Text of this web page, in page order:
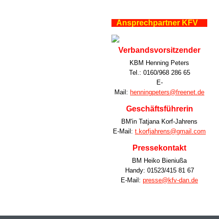
Ansprechpartner KFV
Verbandsvorsitzender
KBM Henning Peters
Tel.: 0160/968 286 65
E-
Mail: henningpeters@freenet.de
Geschäftsführerin
BM'in Tatjana Korf-Jahrens
E-Mail: t.korfjahrens@gmail.com
Pressekontakt
BM Heiko Bieniußa
Handy: 01523/415 81 67
E-Mail: presse@kfv-dan.de